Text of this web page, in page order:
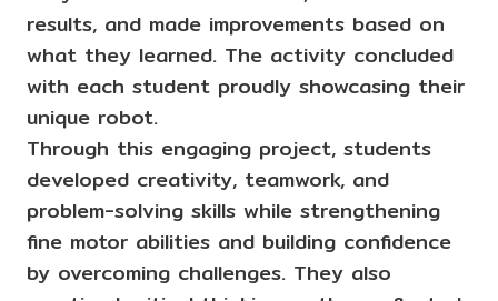
results, and made improvements based on
what they learned. The activity concluded
with each student proudly showcasing their
unique robot.
Through this engaging project, students
developed creativity, teamwork, and
problem-solving skills while strengthening
fine motor abilities and building confidence
by overcoming challenges. They also